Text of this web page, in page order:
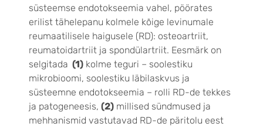
süsteemse endotokseemia vahel, pöörates
erilist tähelepanu kolmele kõige levinumale
reumaatilisele haigusele (RD): osteoartriit,
reumatoidartriit ja spondülartriit. Eesmärk on
selgitada (1) kolme teguri – soolestiku
mikrobioomi, soolestiku läbilaskvus ja
süsteemne endotokseemia – rolli RD-de tekkes
ja patogeneesis,(2) millised sündmused ja
mehhanismid vastutavad RD-de päritolu eest